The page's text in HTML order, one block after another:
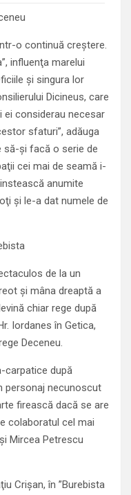
o continuă creştere.
influenţa marelui
şi singura lor
Dicineus, care
considerau necesar
sfaturi”, adăuga
să-şi facă o serie de
cei mai de seamă i-
anumite
şi le-a dat numele de
de la un
şi mâna dreaptă a
chiar rege după
Iordanes în Getica,
Deceneu.
carpatice după
personaj necunoscut
firească dacă se are
colaboratul cel mai
Mircea Petrescu
Crişan, în ”Burebista